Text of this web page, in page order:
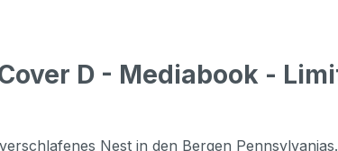
D - Mediabook -
Nest in den Bergen